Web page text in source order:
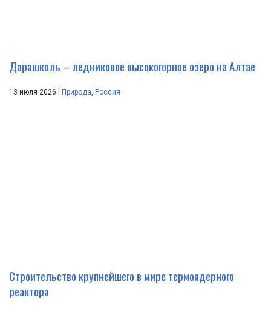
Дарашколь – ледниковое высокогорное озеро на Алтае
13 июля 2026 Природа, Россия
Строительство крупнейшего в мире термоядерного
реактора